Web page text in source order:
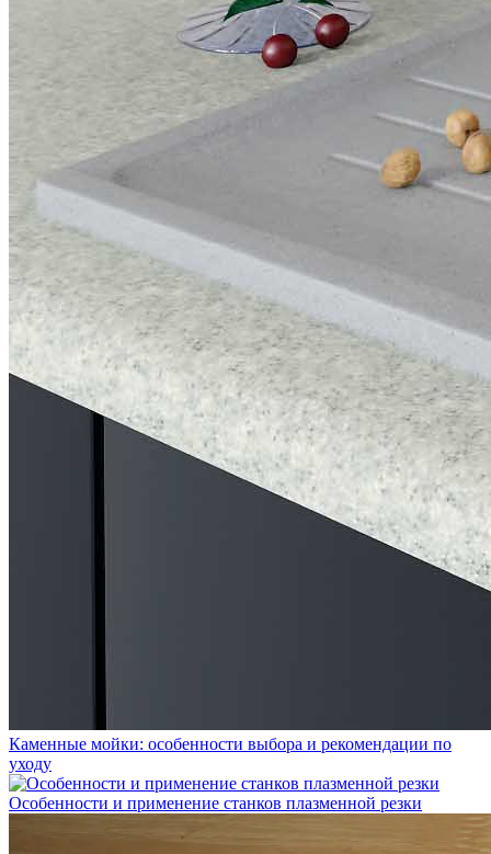
Каменные мойки: особенности выбора и рекомендации по
уходу
Особенности и применение станков плазменной резки